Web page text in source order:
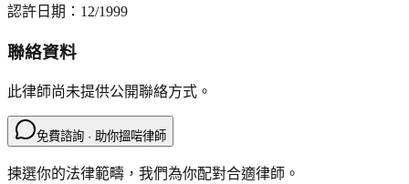
認許日期： 12/1999
聯絡資料
此律師尚未提供公開聯絡方式。
免費諮詢 · 助你搵啱律師
揀選你的法律範疇，我們為你配對合適律師。